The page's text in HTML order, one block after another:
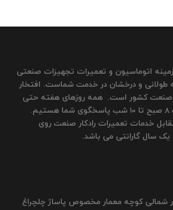
اتوماسیون و تعمیرات تجهیزات صنعتی
طولانی و درخشان در خدمت شماست. افتخار
در صنعت کشور است. همه روزهای هفته حتی
روزهای تعطیل از ساعت 8 صبح تا 10 شب پاسخگوی شما هستیم.
خدمات تعمیرات رادکار صنعت روی
سال گارانتی می باشد.
شمالی کوچه معمار مخصوص پاساژ چلچراغ